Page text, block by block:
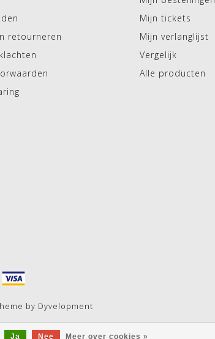
Ja Nee Meer over cookies »
retourneren
Mijn tickets
Mijn verlanglijst
Vergelijk
Alle producten
by Dyvelopment